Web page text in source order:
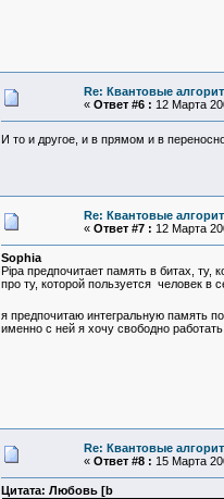
Re: Квантовые
« Ответ #6 : 12 Марта
И то и другое, и в прямом и в
Re: Квантовые
« Ответ #7 : 12 Марта
Sophia
Pipa предпочитает память в битах, ту,
про ту, которой пользуется человек в
я предпочитаю интегральную память
именно с ней я хочу свободно
Re: Квантовые
« Ответ #8 : 15 Марта
Цитата: Любовь [b